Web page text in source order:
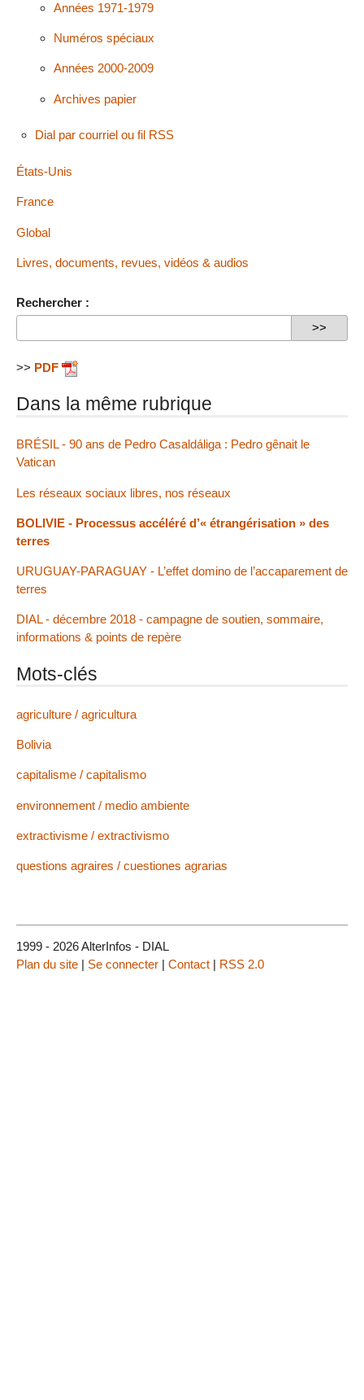
Années 1971-1979
Numéros spéciaux
Années 2000-2009
Archives papier
Dial par courriel ou fil RSS
États-Unis
France
Global
Livres, documents, revues, vidéos & audios
Rechercher :
>> PDF
Dans la même rubrique
BRÉSIL - 90 ans de Pedro Casaldáliga : Pedro gênait le
Vatican
Les réseaux sociaux libres, nos réseaux
BOLIVIE - Processus accéléré d’« étrangérisation » des
terres
URUGUAY-PARAGUAY - L’effet domino de l’accaparement de
terres
DIAL - décembre 2018 - campagne de soutien, sommaire,
informations & points de repère
Mots-clés
agriculture / agricultura
Bolivia
capitalisme / capitalismo
environnement / medio ambiente
extractivisme / extractivismo
questions agraires / cuestiones agrarias
1999 - 2026 AlterInfos - DIAL
Plan du site | Se connecter | Contact | RSS 2.0